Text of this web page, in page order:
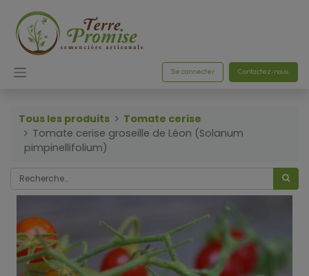
Se connecter Contactez-nous
Tous les produits
Tomate cerise
Tomate cerise groseille de Léon (Solanum
pimpinellifolium)